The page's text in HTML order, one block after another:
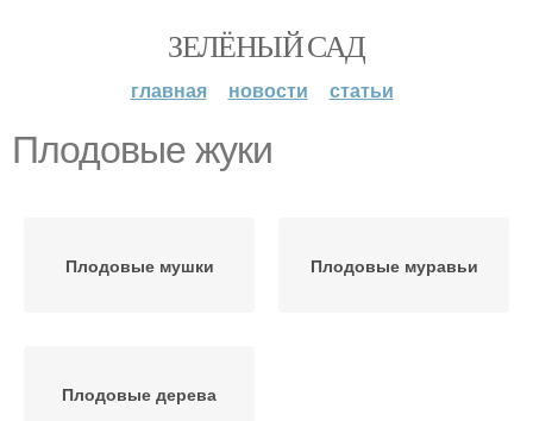
ЗЕЛЁНЫЙ САД
главная новости статьи
Плодовые жуки
Плодовые мушки Плодовые муравьи
Плодовые дерева